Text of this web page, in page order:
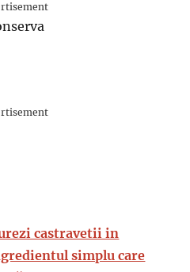
castravetii in
simplu care